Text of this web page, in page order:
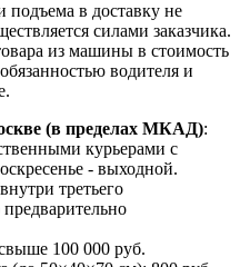
подъема в доставку не
силами заказчика.
из машины в стоимость
водителя и
(в пределах МКАД):
курьерами с
- выходной.
третьего
100 000 руб.